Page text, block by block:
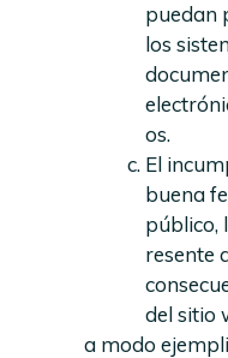
puedan
los
os.
El
buena
público,
resente
del sitio
a modo